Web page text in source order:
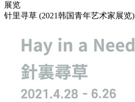
展览
针里寻草 (2021韩国青年艺术家展览)